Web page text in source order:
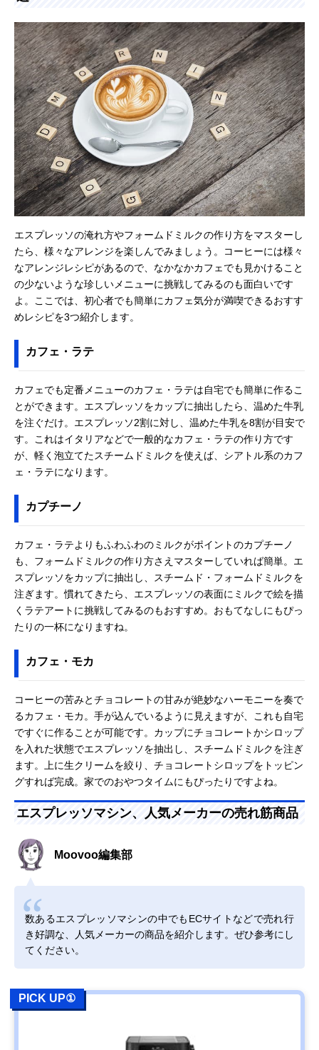
エスプレッソの淹れ方やフォームドミルクの作り方をマスターし
たら、様々なアレンジを楽しんでみましょう。コーヒーには様々
なアレンジレシピがあるので、なかなかカフェでも見かけること
の少ないような珍しいメニューに挑戦してみるのも面白いです
よ。ここでは、初心者でも簡単にカフェ気分が満喫できるおすす
めレシピを3つ紹介します。
カフェ・ラテ
カフェでも定番メニューのカフェ・ラテは自宅でも簡単に作るこ
とができます。エスプレッソをカップに抽出したら、温めた牛乳
を注ぐだけ。エスプレッソ2割に対し、温めた牛乳を8割が目安で
す。これはイタリアなどで一般的なカフェ・ラテの作り方です
が、軽く泡立てたスチームドミルクを使えば、シアトル系のカフ
ェ・ラテになります。
カプチーノ
カフェ・ラテよりもふわふわのミルクがポイントのカプチーノ
も、フォームドミルクの作り方さえマスターしていれば簡単。エ
スプレッソをカップに抽出し、スチームド・フォームドミルクを
注ぎます。慣れてきたら、エスプレッソの表面にミルクで絵を描
くラテアートに挑戦してみるのもおすすめ。おもてなしにもぴっ
たりの一杯になりますね。
カフェ・モカ
コーヒーの苦みとチョコレートの甘みが絶妙なハーモニーを奏で
るカフェ・モカ。手が込んでいるように見えますが、これも自宅
ですぐに作ることが可能です。カップにチョコレートかシロップ
を入れた状態でエスプレッソを抽出し、スチームドミルクを注ぎ
ます。上に生クリームを絞り、チョコレートシロップをトッピン
グすれば完成。家でのおやつタイムにもぴったりですよね。
エスプレッソマシン、人気メーカーの売れ筋商品
Moovoo編集部
数あるエスプレッソマシンの中でもECサイトなどで売れ行
き好調な、人気メーカーの商品を紹介します。ぜひ参考にし
てください。
PICK UP①